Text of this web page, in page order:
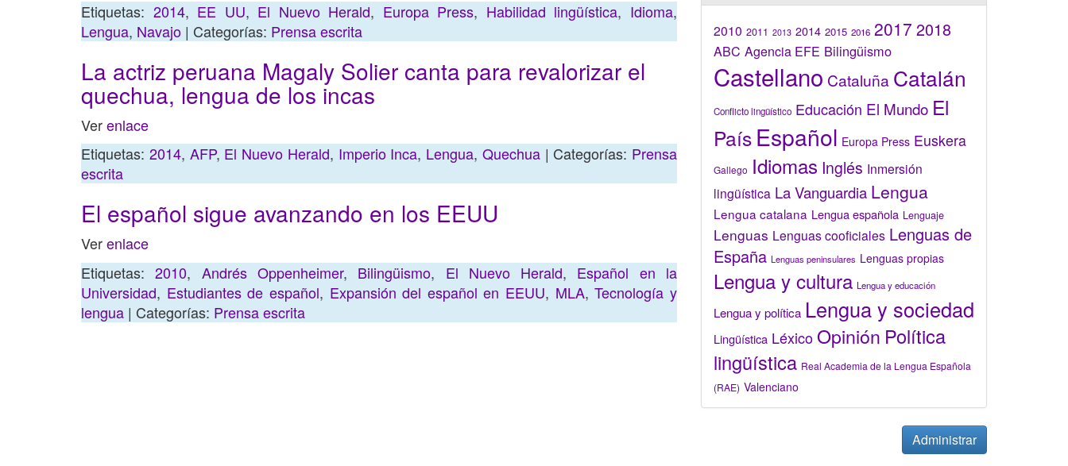
Etiquetas: 2014, EE UU, El Nuevo Herald, Europa Press, Habilidad lingüística, Idioma,
Lengua, Navajo | Categorías: Prensa escrita
La actriz peruana Magaly Solier canta para revalorizar el
quechua, lengua de los incas
Verenlace
Etiquetas: 2014, AFP, El Nuevo Herald, Imperio Inca, Lengua, Quechua| Categorías: Prensa
escrita
El español sigue avanzando en los EEUU
Verenlace
Etiquetas:2010, Andrés Oppenheimer, Bilingüismo, El Nuevo Herald, Español en la
Universidad, Estudiantes de español, Expansión del español en EEUU, MLA,Tecnología y
lengua | Categorías: Prensa escrita
2010 2011 2013 2014 2015 2016 2017 2018
ABC Agencia EFE Bilingüismo
Castellano Cataluña Catalán
Conflicto lingüístico Educación El Mundo El
País Español Europa Press Euskera
Gallego Idiomas Inglés Inmersión
lingüística La Vanguardia Lengua
Lengua catalana Lengua española Lenguaje
Lenguas Lenguas cooficiales Lenguas de
España Lenguas peninsulares Lenguas propias
Lengua y cultura Lengua y educación
Lengua y política Lengua y sociedad
Lingüística LéxicoOpinión Política
lingüística Real Academia de la Lengua Española
(RAE) Valenciano
Administrar